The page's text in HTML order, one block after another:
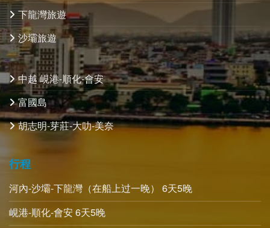
下龍灣旅遊
沙壩旅遊
中越 峴港-順化-會安
富國島
胡志明-芽莊-大叻-美奈
行程
河內-沙壩-下龍灣（在船上过一晚） 6天5晚
峴港-順化-會安 6天5晚